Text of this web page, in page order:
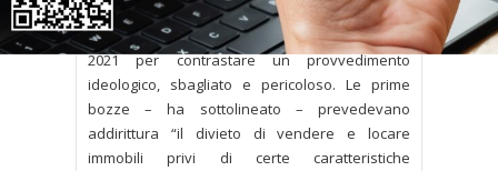
che era stato proposto. E ciò grazie all’azione di
chi, come la Confedilizia, si è battuto fin dal
2021 per contrastare un provvedimento
ideologico, sbagliato e pericoloso. Le prime
bozze – ha sottolineato – prevedevano
addirittura “il divieto di vendere e locare
immobili privi di certe caratteristiche